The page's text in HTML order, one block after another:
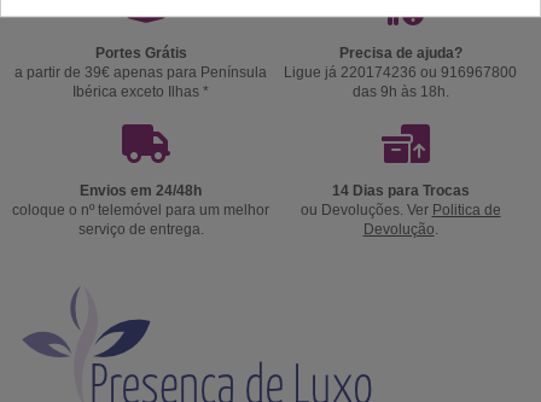
Portes Grátis
a partir de 39€ apenas para Península
Ibérica exceto Ilhas *
Precisa de ajuda?
Ligue já 220174236 ou 916967800
das 9h às 18h.
Envios em 24/48h
coloque o nº telemóvel para um melhor
serviço de entrega.
14 Dias para Trocas
ou Devoluções. Ver Politica de
Devolução.